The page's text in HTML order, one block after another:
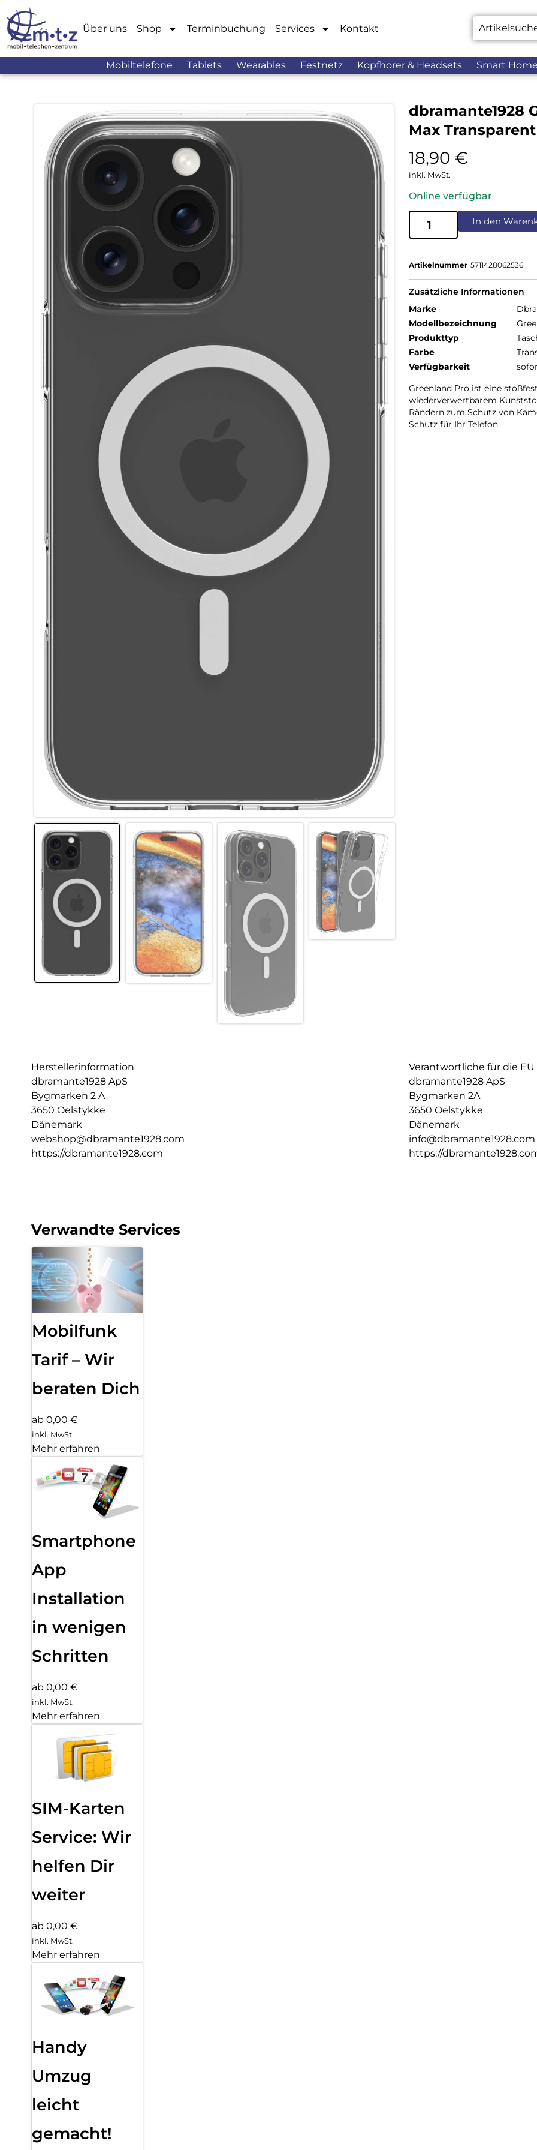
Über uns Shop Terminbuchung Services Kontakt
Mobiltelefone Tablets Wearables Festnetz Kopfhörer & Headsets Smart
dbramante1928
Max Transparent
18,90 €
inkl. MwSt.
Online verfügbar
In den
Artikelnummer 5711428062536
Zusätzliche Informationen
Marke
Modellbezeichnung
Produkttyp
Farbe
Verfügbarkeit
Greenland Pro ist eine
wiederverwertbarem
Rändern zum Schutz von
Schutz für Ihr Telefon.
Herstellerinformation
dbramante1928 ApS
Bygmarken 2 A
3650 Oelstykke
Dänemark
webshop@dbramante1928.com
https://dbramante1928.com
Verantwortliche für die EU
dbramante1928 ApS
Bygmarken 2A
3650 Oelstykke
Dänemark
info@dbramante1928.com
https://
Verwandte Services
Mobilfunk
Tarif – Wir
beraten Dich
ab 0,00 €
inkl. MwSt.
Mehr erfahren
Smartphone
App
Installation
in wenigen
Schritten
ab 0,00 €
inkl. MwSt.
Mehr erfahren
SIM-Karten
Service: Wir
helfen Dir
weiter
ab 0,00 €
inkl. MwSt.
Mehr erfahren
Handy
Umzug
leicht
gemacht!